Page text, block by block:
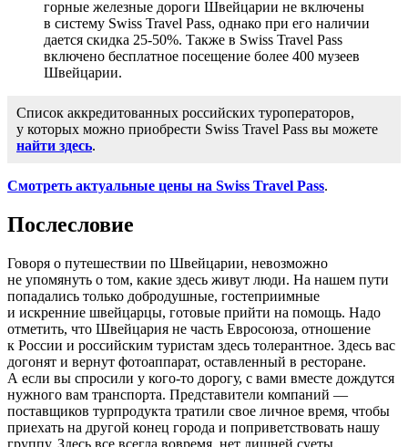
горные железные дороги Швейцарии не включены
в систему Swiss Travel Pass, однако при его наличии
дается скидка 25-50%. Также в Swiss Travel Pass
включено бесплатное посещение более 400 музеев
Швейцарии.
Список аккредитованных российских туроператоров,
у которых можно приобрести Swiss Travel Pass вы можете
найти здесь.
Смотреть актуальные цены на Swiss Travel Pass.
Послесловие
Говоря о путешествии по Швейцарии, невозможно
не упомянуть о том, какие здесь живут люди. На нашем пути
попадались только добродушные, гостеприимные
и искренние швейцарцы, готовые прийти на помощь. Надо
отметить, что Швейцария не часть Евросоюза, отношение
к России и российским туристам здесь толерантное. Здесь вас
догонят и вернут фотоаппарат, оставленный в ресторане.
А если вы спросили у кого-то дорогу, с вами вместе дождутся
нужного вам транспорта. Представители компаний —
поставщиков турпродукта тратили свое личное время, чтобы
приехать на другой конец города и поприветствовать нашу